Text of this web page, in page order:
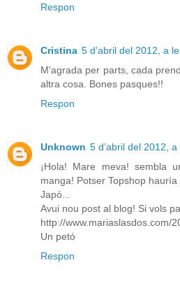
Respon
Cristina 5 d’abril del 2012, a
M'agrada per parts, cada
altra cosa. Bones pasques!!
Respon
Unknown 5 d’abril del 2012,
¡Hola! Mare meva! sembla
manga! Potser Topshop
Japó...
Avui nou post al blog! Si vols
http://www.mariaslasdos.com/
Un petó
Respon